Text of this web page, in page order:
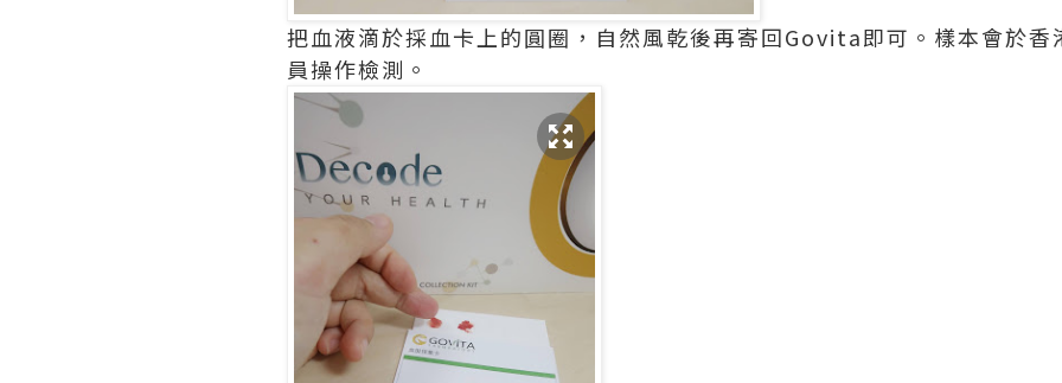
把血液滴於採血卡上的圓圈，自然風乾後再寄回Govita即可。樣本會於香
員操作檢測。